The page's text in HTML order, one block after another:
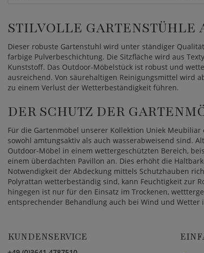
STILVOLLE GARTENSTÜHLE
Dieser robuste Gartenstuhl wird unter ständiger
farbige Pulverbeschichtung. Die Sitzfläche wird aus
Kunststoff. Das Outdoor-Möbelstück ist robust und
ausreichend. Von säurehaltigen Reinigungsmittel wird
zu einem Verlust der Wetterbeständigkeit führen.
DER SCHUTZ DER
Für die Gartenmöbel unserer Kollektion Uniek
sowohl amtungsaktiv als auch wasserabweisend sind.
Outdoor-Möbel in einem wettergeschützten Bereich,
einem überdachten Pavillon an. Dies erhöht die
Notwendigkeit der Abdeckung mittels Schutzhauben
Polyrattan wetterbeständig sind, kann Feuchtigkeit zur
hingegen ist nur für den Einsatz im Trockenen,
entsprechender Behandlung auch bei Wind und Wetter
KUNDENSERVICE